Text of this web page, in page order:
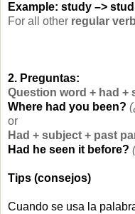
Example: study –>
For all other regular
2. Preguntas:
Question word + had +
Where had you been?
or
Had + subject + past
Had he seen it before?
Tips (consejos)
Cuando se usa la